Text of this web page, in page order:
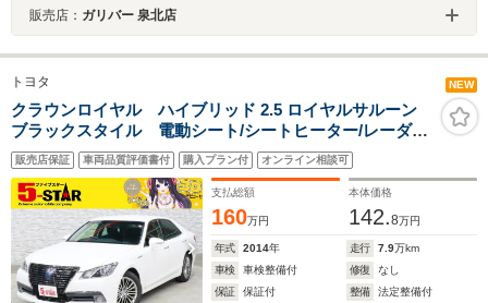
販売店： ガリバー 泉北店
トヨタ NEW
クラウンロイヤル ハイブリッド 2.5 ロイヤルサルーン
ブラックスタイル 電動シート/シートヒーター/レーダー
クルコン/クリアランスソナー/スマートキー/ETC/ステア
リングヒーター/純正ナビ/Bluetooth/バックカメラ/HIDオ
ートライト/純正AW
販売店保証 車両品質評価書付 購入プラン付 オンライン相談可
支払総額
160万円
本体価格
142.8万円
年式 2014年 走行 7.9万km
車検
車検整備付 修復
なし
保証
保証付 整備
法定整備付